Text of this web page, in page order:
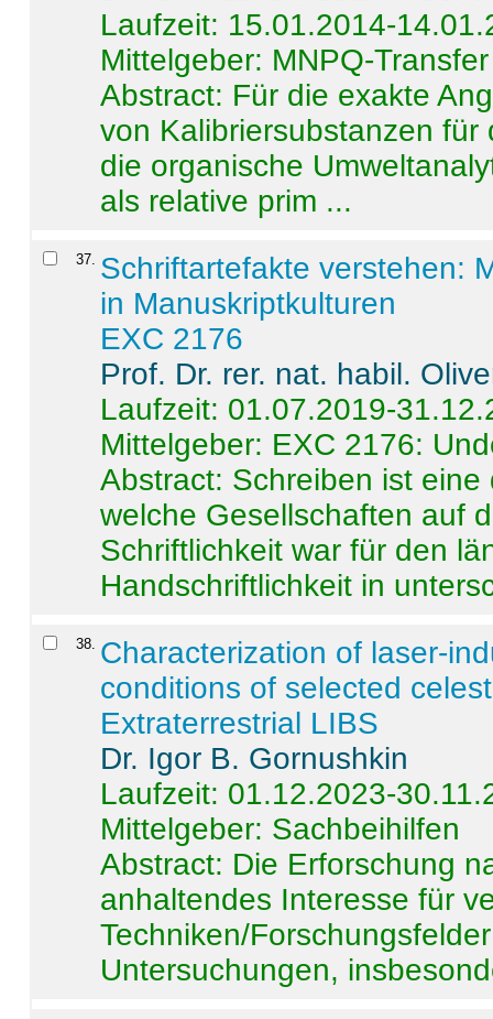
Laufzeit: 15.01.2014-
Mittelgeber: MNPQ-Transfer
Abstract: Für die exakte
von Kalibriersubstanzen
die organische
als relative prim ...
37. Schriftartefakte verstehen:
in Manuskriptkulturen
EXC 2176
Prof. Dr. rer. nat. habil.
Laufzeit: 01.07.2019-
Mittelgeber: EXC 2176:
Abstract: Schreiben ist
welche Gesellschaften auf
Schriftlichkeit war für den
Handschriftlichkeit in
38. Characterization of laser-
conditions of selected
Extraterrestrial LIBS
Dr. Igor B. Gornushkin
Laufzeit: 01.12.2023-
Mittelgeber: Sachbeihilfen
Abstract: Die Erforschung
anhaltendes Interesse für
Techniken/
Untersuchungen,